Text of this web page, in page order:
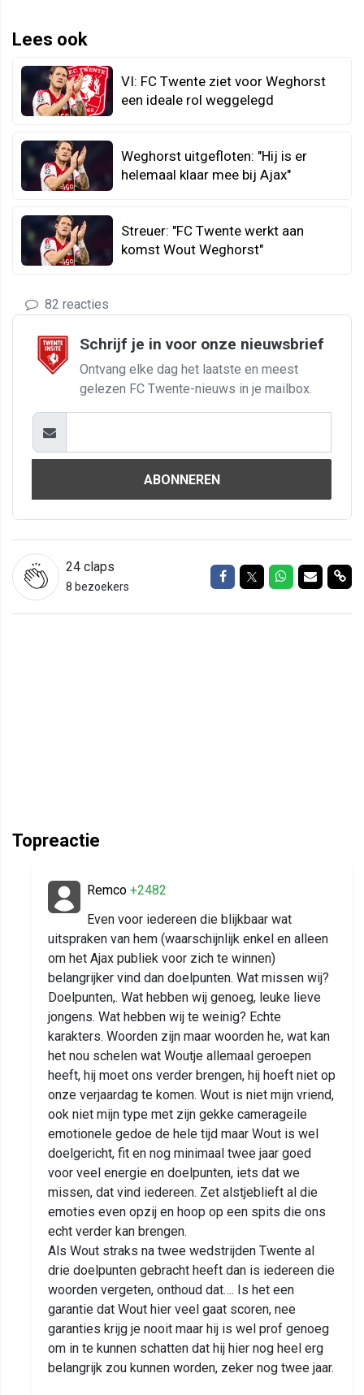
Lees ook
VI: FC Twente ziet voor Weghorst
een ideale rol weggelegd
Weghorst uitgefloten: "Hij is er
helemaal klaar mee bij Ajax"
Streuer: "FC Twente werkt aan
komst Wout Weghorst"
82 reacties
Schrijf je in voor onze nieuwsbrief
Ontvang elke dag het laatste en meest
gelezen FC Twente-nieuws in je mailbox.
ABONNEREN
24 claps
8 bezoekers
Delen op Facebook
Delen op Twitter
Delen op
Delen
Topreactie
Remco +2482
Even voor iedereen die blijkbaar wat
uitspraken van hem (waarschijnlijk enkel en alleen
om het Ajax publiek voor zich te winnen)
belangrijker vind dan doelpunten. Wat missen wij?
Doelpunten,. Wat hebben wij genoeg, leuke lieve
jongens. Wat hebben wij te weinig? Echte
karakters. Woorden zijn maar woorden he, wat kan
het nou schelen wat Woutje allemaal geroepen
heeft, hij moet ons verder brengen, hij hoeft niet op
onze verjaardag te komen. Wout is niet mijn vriend,
ook niet mijn type met zijn gekke camerageile
emotionele gedoe de hele tijd maar Wout is wel
doelgericht, fit en nog minimaal twee jaar goed
voor veel energie en doelpunten, iets dat we
missen, dat vind iedereen. Zet alstjeblieft al die
emoties even opzij en hoop op een spits die ons
echt verder kan brengen.
Als Wout straks na twee wedstrijden Twente al
drie doelpunten gebracht heeft dan is iedereen die
woorden vergeten, onthoud dat…. Is het een
garantie dat Wout hier veel gaat scoren, nee
garanties krijg je nooit maar hij is wel prof genoeg
om in te kunnen schatten dat hij hier nog heel erg
belangrijk zou kunnen worden, zeker nog twee jaar.